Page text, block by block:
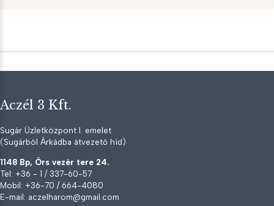
Aczél 3 Kft.
Sugár Üzletközpont I. emelet
(Sugárból Árkádba átvezető híd)
1148 Bp, Örs vezér tere 24.
Tel: +36 - 1 / 337-60-57
Mobil: +36-70 / 664-4080
E-mail: aczelharom@gmail.com